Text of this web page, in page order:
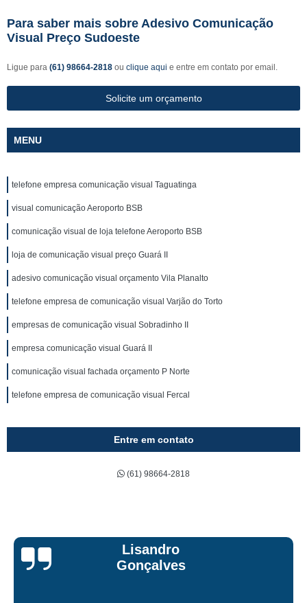
Para saber mais sobre Adesivo Comunicação
Visual Preço Sudoeste
Ligue para (61) 98664-2818 ou clique aqui e entre em contato por email.
Solicite um orçamento
MENU
telefone empresa comunicação visual Taguatinga
visual comunicação Aeroporto BSB
comunicação visual de loja telefone Aeroporto BSB
loja de comunicação visual preço Guará II
adesivo comunicação visual orçamento Vila Planalto
telefone empresa de comunicação visual Varjão do Torto
empresas de comunicação visual Sobradinho II
empresa comunicação visual Guará II
comunicação visual fachada orçamento P Norte
telefone empresa de comunicação visual Fercal
Entre em contato
(61) 98664-2818